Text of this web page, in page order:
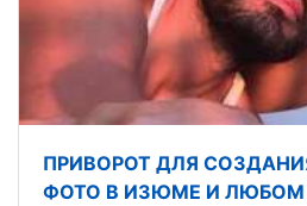
ПРИВОРОТ ДЛЯ
ФОТО В ИЗЮМЕ И ЛЮБОМ